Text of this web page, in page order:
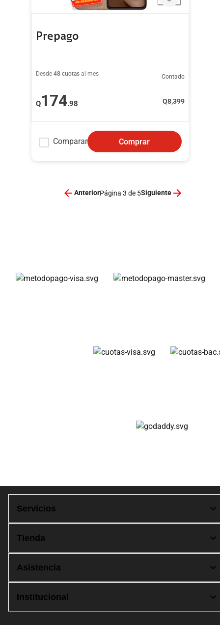
Prepago
Desde 48 cuotas al mes
Q174.98
Contado
Q8,399
Comparar Comprar
AnteriorPágina 3 de 5Siguiente
Servicios
Tienda
Asistencia
Institucional